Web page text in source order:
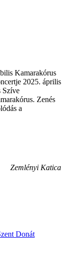
Kamarakórus
2025. április
Szíve
Zenés
a
Zemlényi Katica
Donát